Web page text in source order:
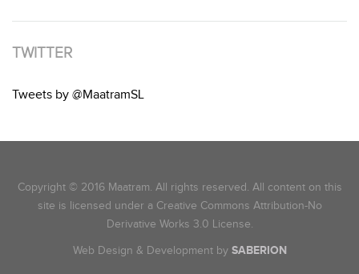
TWITTER
Tweets by @MaatramSL
Copyright © 2016 Maatram. All rights reserved. All content on this
site is licensed under a Creative Commons Attribution-No
Derivative Works 3.0 License.
Web Design & Development by SABERION